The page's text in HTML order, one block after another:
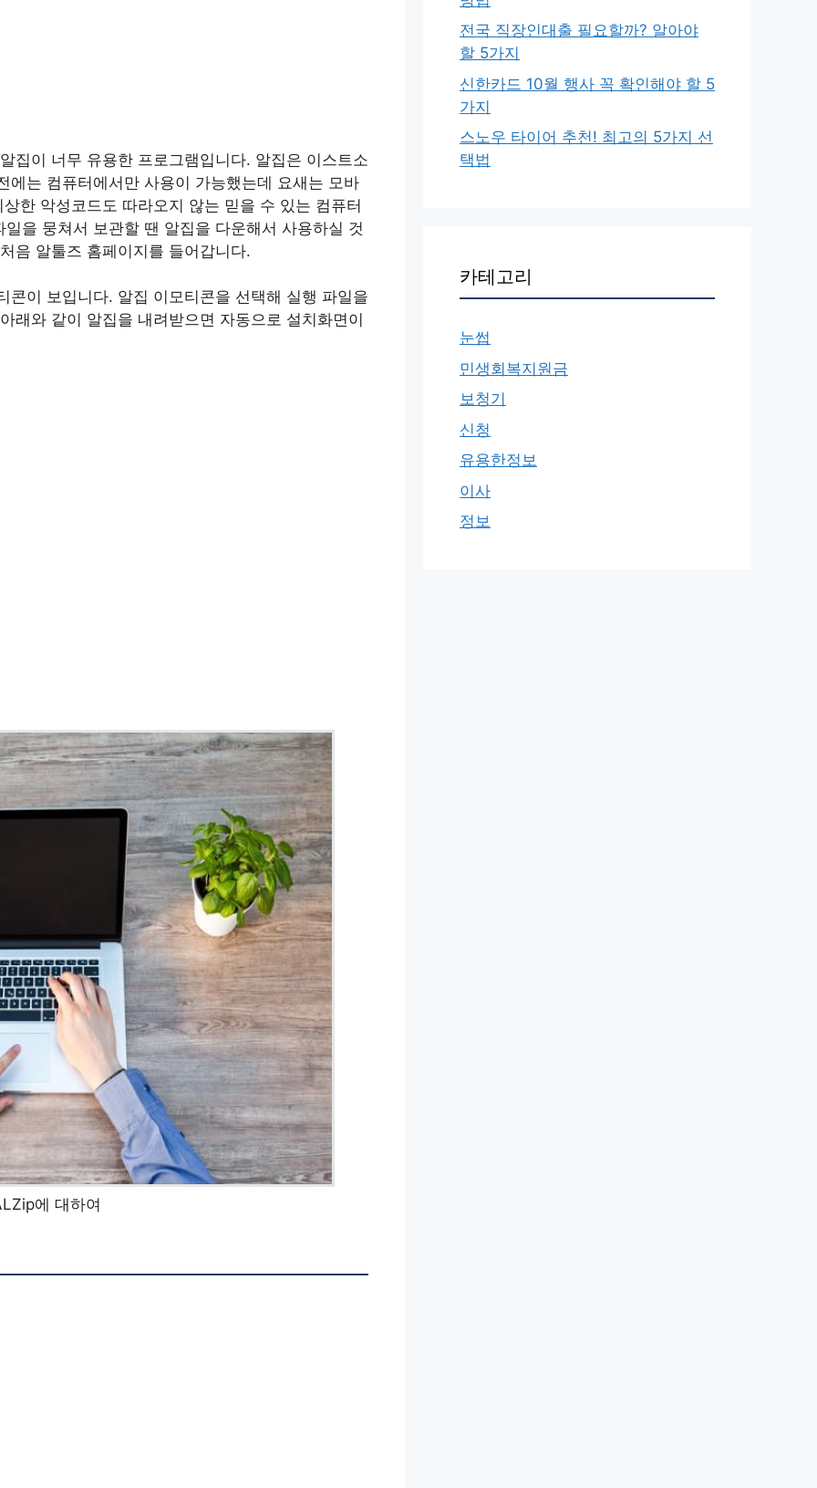
집이 너무 유용한 프로그램입니다. 알집은 이스트소
에는 컴퓨터에서만 사용이 가능했는데 요새는 모바
한 악성코드도 따라오지 않는 믿을 수 있는 컴퓨터
을 뭉쳐서 보관할 땐 알집을 다운해서 사용하실 것
음 알툴즈 홈페이지를 들어갑니다.
콘이 보입니다. 알집 이모티콘을 선택해 실행 파일을
래와 같이 알집을 내려받으면 자동으로 설치화면이
에 대하여
전국 직장인대출 필요할까? 알아야
할 5가지
신한카드 10월 행사 꼭 확인해야 할 5
가지
스노우 타이어 추천! 최고의 5가지 선
택법
카테고리
눈썹
민생회복지원금
보청기
신청
유용한정보
이사
정보